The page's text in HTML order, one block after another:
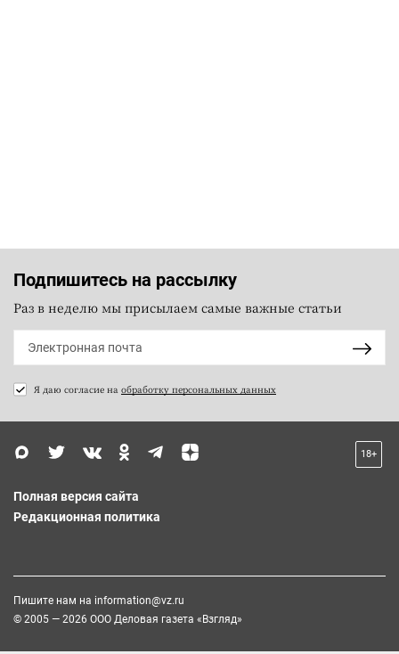
Подпишитесь на рассылку
Раз в неделю мы присылаем самые важные статьи
Я даю согласие на обработку персональных данных
18+
Полная версия сайта
Редакционная политика
Пишите нам на information@vz.ru
© 2005 — 2026 ООО Деловая газета «Взгляд»